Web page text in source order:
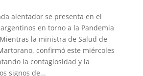
alentador se presenta en el
en torno a la Pandemia
la ministra de Salud de
confirmó este miércoles
la contagiosidad y la
signos de...